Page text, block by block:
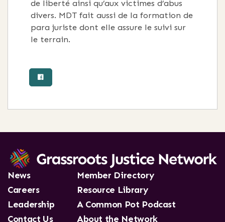
de liberté ainsi qu’aux victimes d’abus
divers. MDT fait aussi de la formation de
para juriste dont elle assure le suivi sur
le terrain.
News
Careers
Leadership
Contact Us
Member Directory
Resource Library
A Common Pot Podcast
About the Network